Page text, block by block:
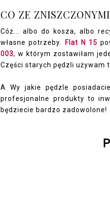
CO ZE
Cóż... albo do kosza, albo
własne potrzeby.
Flat N 15
003, w którym zostawiłam
Części starych pędzli używam
A Wy jakie pędzle
profesjonalne produkty to
będziecie bardzo zadowolone!